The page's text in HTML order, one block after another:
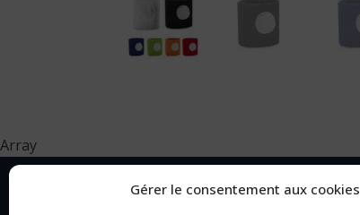
Gérer le consentement aux cookies
Array